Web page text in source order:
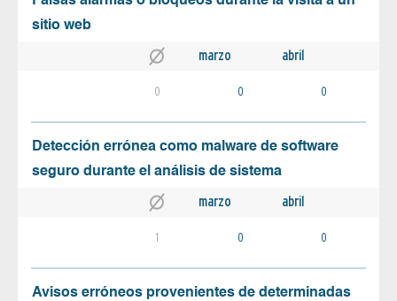
sitio web
marzo abril
0 0 0
Detección errónea como malware de software
seguro durante el análisis de sistema
marzo abril
1 0 0
Avisos erróneos provenientes de determinadas